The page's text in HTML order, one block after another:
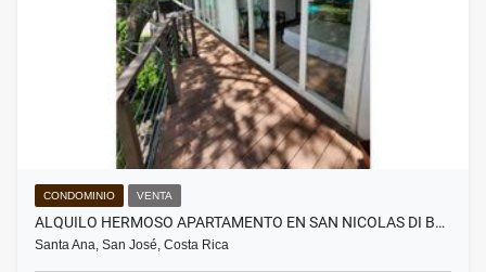
CONDOMINIO VENTA
ALQUILO HERMOSO APARTAMENTO EN SAN NICOLAS DI B…
Santa Ana, San José, Costa Rica